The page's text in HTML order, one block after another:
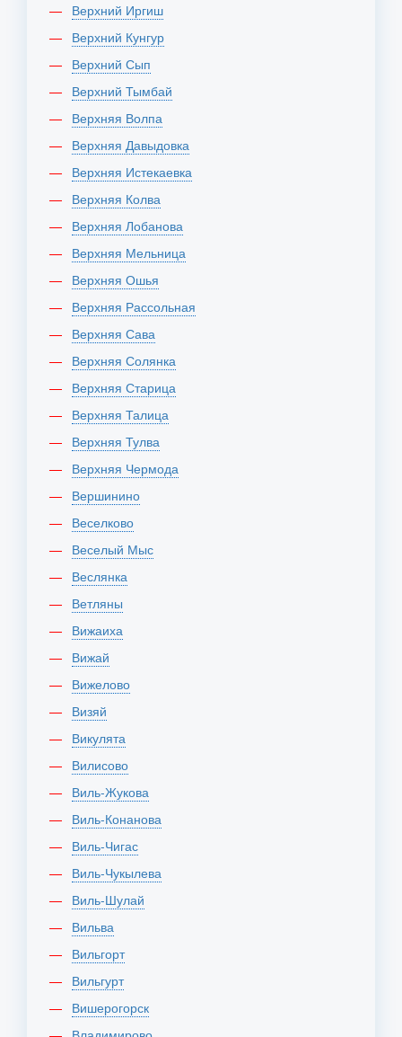
Верхний Иргиш
Верхний Кунгур
Верхний Сып
Верхний Тымбай
Верхняя Волпа
Верхняя Давыдовка
Верхняя Истекаевка
Верхняя Колва
Верхняя Лобанова
Верхняя Мельница
Верхняя Ошья
Верхняя Рассольная
Верхняя Сава
Верхняя Солянка
Верхняя Старица
Верхняя Талица
Верхняя Тулва
Верхняя Чермода
Вершинино
Веселково
Веселый Мыс
Веслянка
Ветляны
Вижаиха
Вижай
Вижелово
Визяй
Викулята
Вилисово
Виль-Жукова
Виль-Конанова
Виль-Чигас
Виль-Чукылева
Виль-Шулай
Вильва
Вильгорт
Вильгурт
Вишерогорск